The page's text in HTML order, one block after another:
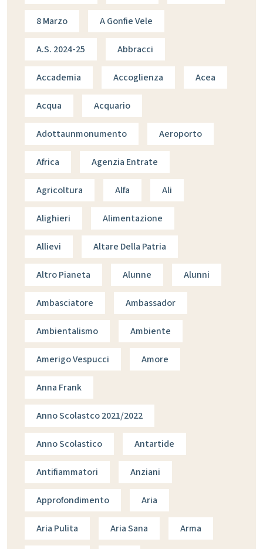
8 Marzo A Gonfie Vele
A.s. 2024-25 Abbracci
Accademia Accoglienza Acea
Acqua Acquario
Adottaunmonumento Aeroporto
Africa Agenzia Entrate
Agricoltura Alfa Ali
Alighieri Alimentazione
Allievi Altare Della Patria
Altro Pianeta Alunne Alunni
Ambasciatore Ambassador
Ambientalismo Ambiente
Amerigo Vespucci Amore
Anna Frank
Anno Scolastco 2021/2022
Anno Scolastico Antartide
Antifiammatori Anziani
Approfondimento Aria
Aria Pulita Aria Sana Arma